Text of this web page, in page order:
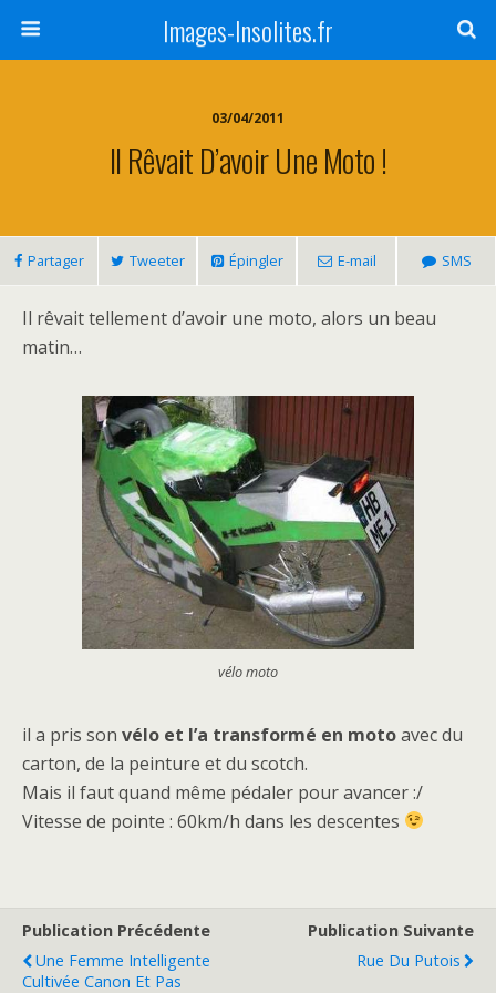
Images-Insolites.fr
03/04/2011
Il Rêvait D’avoir Une Moto !
Partager Tweeter Épingler E-mail SMS
Il rêvait tellement d’avoir une moto, alors un beau
matin…
vélo moto
il a pris son vélo et l’a transformé en motoavec du
carton, de la peinture et du scotch.
Mais il faut quand même pédaler pour avancer :/
Vitesse de pointe : 60km/h dans les descentes
Publication Précédente
Une Femme Intelligente
Cultivée Canon Et Pas
Publication Suivante
Rue Du Putois